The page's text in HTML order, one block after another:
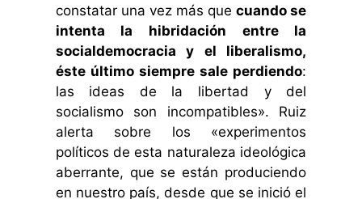
constatar una vez más quecuando se
intenta la hibridación entre la
socialdemocracia y el liberalismo,
éste último siempre sale perdiendo:
las ideas de la libertad y del
socialismo son incompatibles». Ruiz
alerta sobre los «experimentos
políticos de esta naturaleza ideológica
aberrante, que se están produciendo
en nuestro país, desde que se inició el